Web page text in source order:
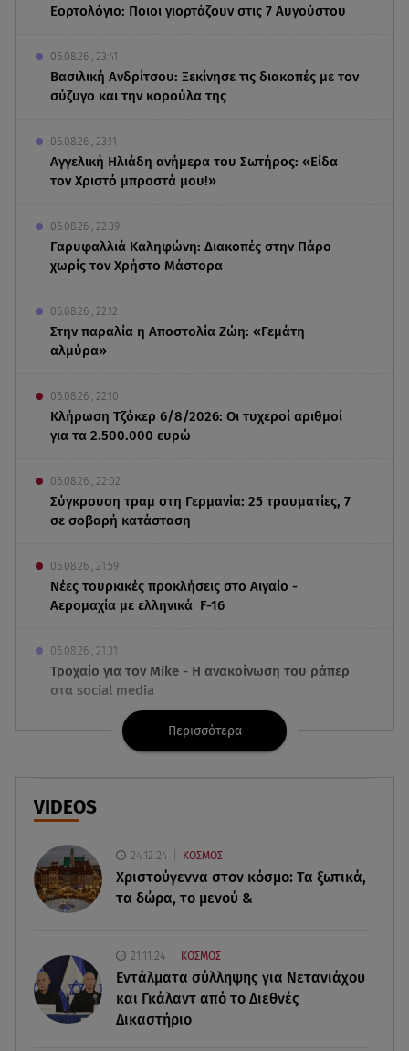
Εορτολόγιο: Ποιοι γιορτάζουν στις 7 Αυγούστου
06.08.26 , 23:41
Βασιλική Ανδρίτσου: Ξεκίνησε τις διακοπές με τον
σύζυγο και την κορούλα της
06.08.26 , 23:11
Αγγελική Ηλιάδη ανήμερα του Σωτήρος: «Είδα
τον Χριστό μπροστά μου!»
06.08.26 , 22:39
Γαρυφαλλιά Καληφώνη: Διακοπές στην Πάρο
χωρίς τον Χρήστο Μάστορα
06.08.26 , 22:12
Στην παραλία η Αποστολία Ζώη: «Γεμάτη
αλμύρα»
06.08.26 , 22:10
Κλήρωση Τζόκερ 6/8/2026: Οι τυχεροί αριθμοί
για τα 2.500.000 ευρώ
06.08.26 , 22:02
Σύγκρουση τραμ στη Γερμανία: 25 τραυματίες, 7
σε σοβαρή κατάσταση
06.08.26 , 21:59
Νέες τουρκικές προκλήσεις στο Αιγαίο -
Αερομαχία με ελληνικά F-16
06.08.26 , 21:31
Τροχαίο για τον Mike - Η ανακοίνωση του ράπερ
στα social media
06.08.26 , 21:22
Ισραήλ - Κύπρος - Κρήτη: Το μεγαλύτερο
υποθαλάσσιο καλώδιο στον κόσμο
06.08.26 , 21:07
Motor Oil: Δωρεά πυροσβεστικών οχημάτων και
εξοπλισμού στον Άγιο Βασίλειο
06.08.26 , 20:49
06.08.26 , 20:25
Πώς επικοινωνούν τα ελικόπτερα στη φωτιά και
ο ρόλος του «συνδέσμου»
Περισσότερα
VIDEOS
24.12.24 ΚΟΣΜΟΣ
Χριστούγεννα στον κόσμο: Tα ξωτικά,
τα δώρα, το μενού &
21.11.24 ΚΟΣΜΟΣ
Εντάλματα σύλληψης για Νετανιάχου
και Γκάλαντ από το Διεθνές
Δικαστήριο